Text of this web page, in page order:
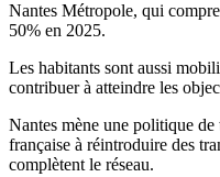
Nantes Métropole, qui
50% en 2025.
Les habitants sont aussi
contribuer à atteindre les
Nantes mène une politique
française à réintroduire des
complètent le réseau.